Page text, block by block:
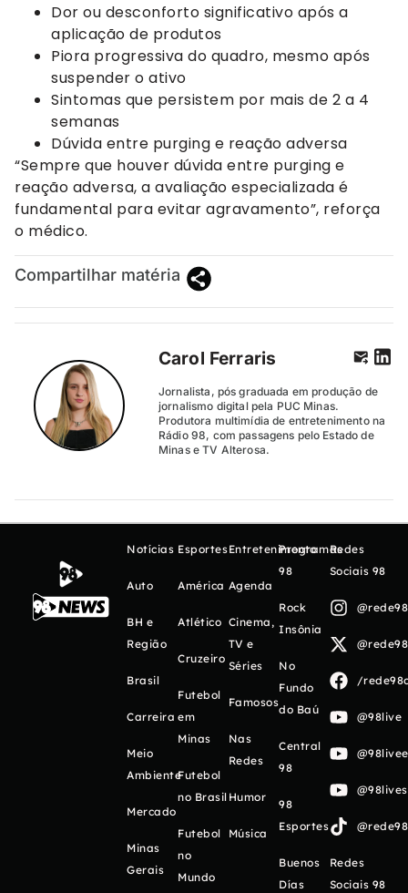
Dor ou desconforto significativo após a
aplicação de produtos
Piora progressiva do quadro, mesmo após
suspender o ativo
Sintomas que persistem por mais de 2 a 4
semanas
Dúvida entre purging e reação adversa
“Sempre que houver dúvida entre purging e
reação adversa, a avaliação especializada é
fundamental para evitar agravamento”, reforça
o médico.
Compartilhar matéria
Carol Ferraris
Jornalista, pós graduada em produção de
jornalismo digital pela PUC Minas.
Produtora multimídia de entretenimento na
Rádio 98, com passagens pelo Estado de
Minas e TV Alterosa.
Notícias
Auto
BH e
Região
Brasil
Carreira
Meio
Ambiente
Mercado
Minas
Gerais
Esportes
América
Atlético
Cruzeiro
Futebol
em
Minas
Futebol
no Brasil
Futebol
no
Mundo
Entretenimento
Agenda
Cinema,
TV e
Séries
Famosos
Nas
Redes
Humor
Música
Programas
98
Rock
Insônia
No
Fundo
do Baú
Central
98
98
Esportes
Buenos
Días
Redes
Sociais 98
/
@98live
Redes
Sociais 98